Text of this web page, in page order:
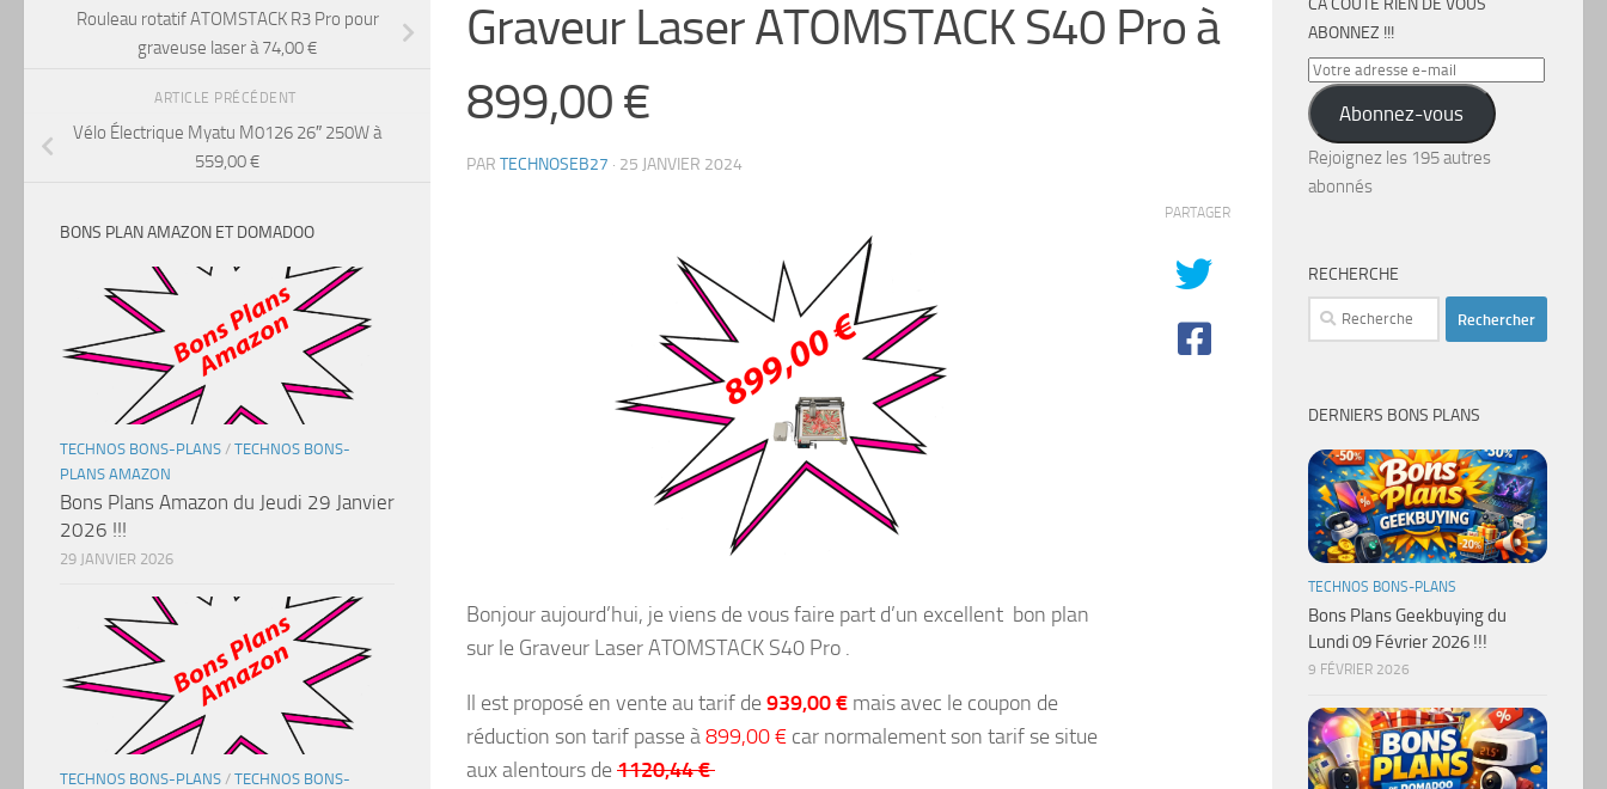
Graveur Laser ATOMSTACK S40 Pro à
899,00 €
PAR TECHNOSEB27 · 25 JANVIER 2024
Bonjour aujourd’hui, je viens de vous faire part d’un excellent bon plan
sur le Graveur Laser ATOMSTACK S40 Pro .
Il est proposé en vente au tarif de939,00 € mais avec le coupon de
réduction son tarif passe à899,00 € car normalement son tarif se situe
aux alentours de1120,44 €
PARTAGER
Rouleau rotatif ATOMSTACK R3 Pro pour
graveuse laser à 74,00 €
ARTICLE PRÉCÉDENT
Vélo Électrique Myatu M0126 26″ 250W à
559,00 €
BONS PLAN AMAZON ET DOMADOO
TECHNOS BONS-PLANS / TECHNOS BONS-
PLANS AMAZON
Bons Plans Amazon du Jeudi 29 Janvier
2026 !!!
29 JANVIER 2026
TECHNOS BONS-PLANS / TECHNOS BONS-
CA COÛTE RIEN DE VOUS
ABONNEZ !!!
Votre
adresse
e-
mail
Abonnez-vous
Rejoignez les 195 autres
abonnés
RECHERCHE
Rechercher :
DERNIERS BONS PLANS
TECHNOS BONS-PLANS
Bons Plans Geekbuying du
Lundi 09 Février 2026 !!!
9 FÉVRIER 2026